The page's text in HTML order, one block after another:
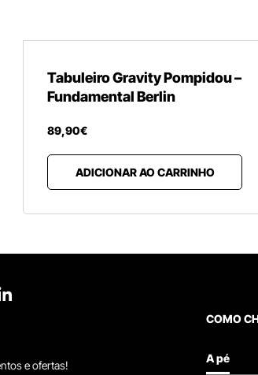
Tabuleiro Gravity Pompidou –
Fundamental Berlin
89,90€
ADICIONAR AO CARRINHO
e ofertas!
COMO
A pé